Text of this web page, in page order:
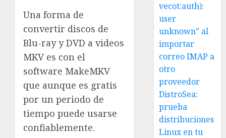
Una forma de
convertir discos de
Blu-ray y DVD a videos
MKV es con el
software MakeMKV
que aunque es gratis
por un periodo de
tiempo puede usarse
confiablemente.
vecot:auth):
user
unknown” al
importar
correo IMAP a
otro
proveedor
DistroSea:
prueba
distribuciones
Linux en tu